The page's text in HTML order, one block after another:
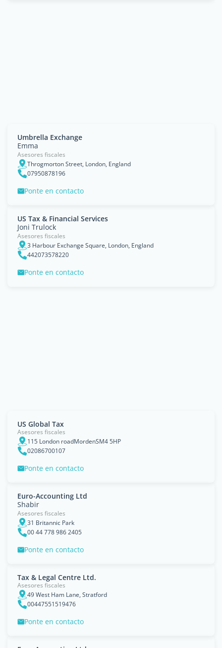
Umbrella Exchange
Emma
Asesores fiscales
Throgmorton Street, London, England
07950878196
Ponte en contacto
US Tax & Financial Services
Joni Trulock
Asesores fiscales
3 Harbour Exchange Square, London, England
442073578220
Ponte en contacto
US Global Tax
Asesores fiscales
115 London roadMordenSM4 5HP
02086700107
Ponte en contacto
Euro-Accounting Ltd
Shabir
Asesores fiscales
31 Britannic Park
00 44 778 986 2405
Ponte en contacto
Tax & Legal Centre Ltd.
Asesores fiscales
49 West Ham Lane, Stratford
00447551519476
Ponte en contacto